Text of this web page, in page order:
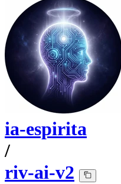
ia-espirita
/
riv-ai-v2